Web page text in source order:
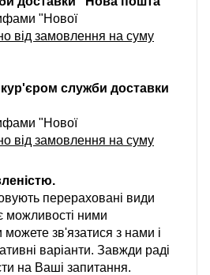
"Нової
від замовлення на суму
служби доставки
"Нової
від замовлення на суму
перераховані види
можливості ними
можете зв'язатися з нами і
варіанти. Завжди раді
на Ваші запитання.